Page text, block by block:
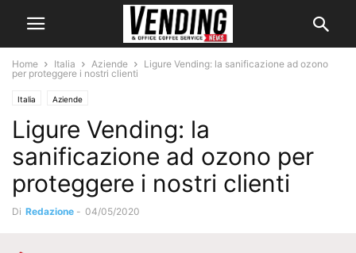
Home Italia Aziende
Ligure Vending: la sanificazione ad ozono
per proteggere i nostri clienti
Italia Aziende
Ligure Vending: la
sanificazione ad ozono per
proteggere i nostri clienti
Di Redazione - 04/05/2020